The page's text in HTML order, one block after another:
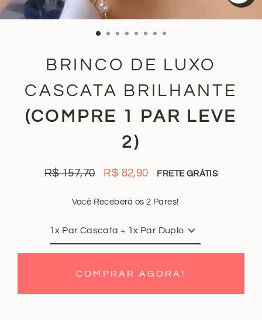
BRINCO DE LUXO
CASCATA BRILHANTE
(COMPRE 1 PAR LEVE
2)
Preço
R$ 157,70
Preço
R$ 82,90 FRETE GRÁTIS
Você Receberá os 2 Pares!
COMPRAR AGORA!